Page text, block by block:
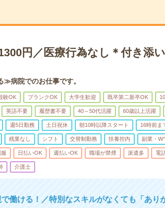
円／医療行為なし＊付き添
病院でのお仕事です。
験OK ブランクOK 大学生歓迎 既卒第二新卒OK
英語不要 履歴書不要 40～50代活躍 60歳以上活躍
週5日勤務 土日祝休 朝10時以降スタート 16時前ま
残業なし シフト 交替制勤務 扶養控内 副業・W
日払いOK 週払いOK 職場が禁煙 派遣多 電
介護士
働ける！／特別なスキルがなくても「あり